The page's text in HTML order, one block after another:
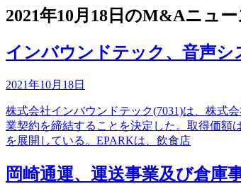
2021年10月18日のM&Aニュ
インバウンドテック、音声シ
2021年10月18日
株式会社インバウンドテック(7031)は、株式
業契約を締結することを決定した。取得価額
を展開している。EPARKは、飲食店
岡崎通運、運送事業及び倉庫